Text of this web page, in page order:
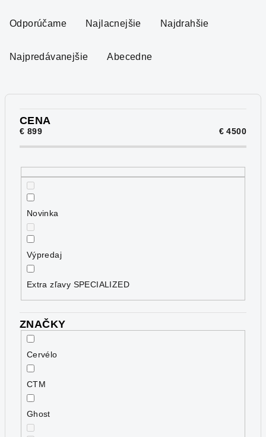
Odporúčame Najlacnejšie Najdrahšie
Najpredávanejšie Abecedne
CENA
€ 899 €4500
Novinka
Výpredaj
Extra zľavy SPECIALIZED
ZNAČKY
Cervélo
CTM
Ghost